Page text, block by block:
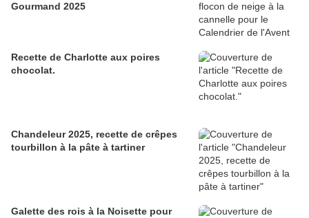
Gourmand 2025
Recette de Charlotte aux poires
chocolat.
Chandeleur 2025, recette de crêpes
tourbillon à la pâte à tartiner
Galette des rois à la Noisette pour